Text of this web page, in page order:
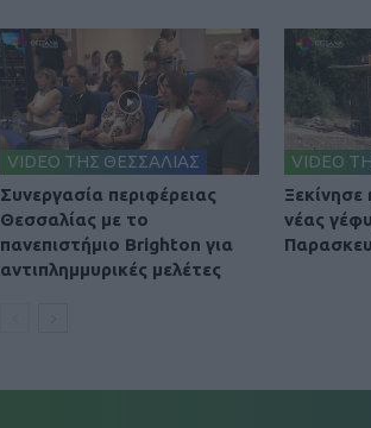
VIDEO ΤΗΣ ΘΕΣΣΑΛΙΑΣ
Συνεργασία περιφέρειας
Θεσσαλίας με το
πανεπιστήμιο Brighton για
αντιπλημμυρικές μελέτες
VIDEO
νέας